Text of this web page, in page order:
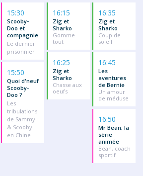
15:30
Scooby-
Doo et
compagnie
Le dernier
prisonnier
15:50
Quoi d'neuf
Scooby-
Doo ?
Les
tribulations
de Sammy
& Scooby
en Chine
16:15
Zig et
Sharko
Gomme
tout
16:25
Zig et
Sharko
Chasse aux
oeufs
16:35
Zig et
Sharko
Coup de
soleil
16:45
Les
aventures
de Bernie
Un amour
de méduse
16:50
Mr Bean, la
série
animée
Bean, coach
sportif